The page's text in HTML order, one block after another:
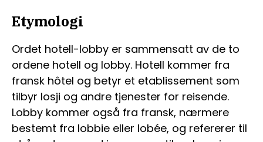
Etymologi
Ordet hotell-lobby er sammensatt av de to
ordene hotell og lobby. Hotell kommer fra
fransk hôtel og betyr et etablissement som
tilbyr losji og andre tjenester for reisende.
Lobby kommer også fra fransk, nærmere
bestemt fra lobbie eller lobée, og refererer til